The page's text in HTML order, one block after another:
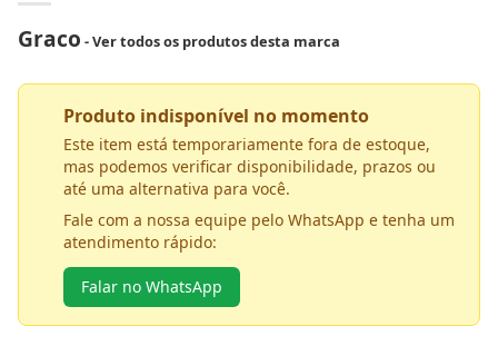
Graco - Ver todos os produtos desta marca
Produto indisponível no momento
Este item está temporariamente fora de estoque,
mas podemos verificar disponibilidade, prazos ou
até uma alternativa para você.
Fale com a nossa equipe pelo WhatsApp e tenha um
atendimento rápido:
Falar no WhatsApp